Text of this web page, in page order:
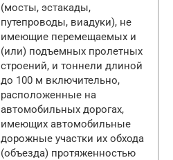
(мосты, эстакады,
путепроводы, виадуки), не
имеющие перемещаемых и
(или) подъемных пролетных
строений, и тоннели длиной
до 100 м включительно,
расположенные на
автомобильных дорогах,
имеющих автомобильные
дорожные участки их обхода
(объезда) протяженностью